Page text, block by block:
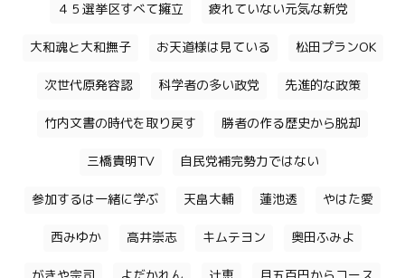
４５選挙区すべて擁立 疲れていない元気な新党
大和魂と大和撫子 お天道様は見ている 松田プランOK
次世代原発容認 科学者の多い政党 先進的な政策
竹内文書の時代を取り戻す 勝者の作る歴史から脱却
三橋貴明TV 自民党補完勢力ではない
参加するは一緒に学ぶ 天畠大輔 蓮池透 やはた愛
西みゆか 高井崇志 キムテヨン 奥田ふみよ